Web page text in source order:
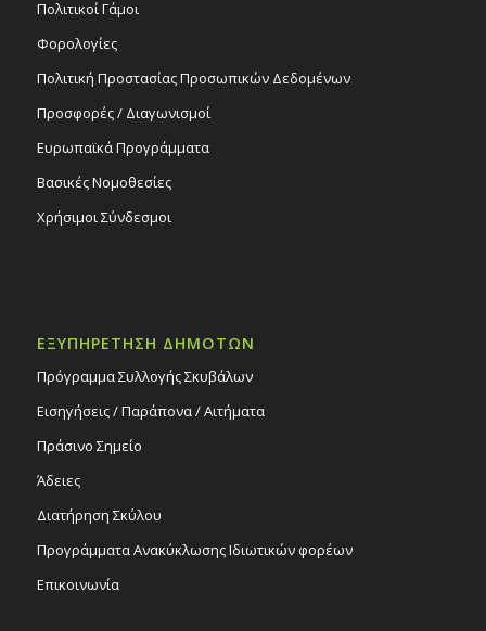
Πολιτικοί Γάμοι
Φορολογίες
Πολιτική Προστασίας Προσωπικών Δεδομένων
Προσφορές / Διαγωνισμοί
Ευρωπαϊκά Προγράμματα
Βασικές Νομοθεσίες
Χρήσιμοι Σύνδεσμοι
ΕΞΥΠΗΡΕΤΗΣΗ ΔΗΜΟΤΩΝ
Πρόγραμμα Συλλογής Σκυβάλων
Εισηγήσεις / Παράπονα / Αιτήματα
Πράσινο Σημείο
Άδειες
Διατήρηση Σκύλου
Προγράμματα Ανακύκλωσης Ιδιωτικών φορέων
Επικοινωνία